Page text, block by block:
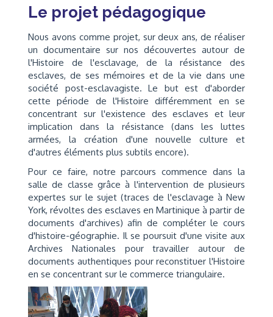
Le projet pédagogique
Nous avons comme projet, sur deux ans, de réaliser
un documentaire sur nos découvertes autour de
l'Histoire de l'esclavage, de la résistance des
esclaves, de ses mémoires et de la vie dans une
société post-esclavagiste. Le but est d'aborder
cette période de l'Histoire différemment en se
concentrant sur l'existence des esclaves et leur
implication dans la résistance (dans les luttes
armées, la création d'une nouvelle culture et
d'autres éléments plus subtils encore).
Pour ce faire, notre parcours commence dans la
salle de classe grâce à l'intervention de plusieurs
expertes sur le sujet (traces de l'esclavage à New
York, révoltes des esclaves en Martinique à partir de
documents d'archives) afin de compléter le cours
d'histoire-géographie. Il se poursuit d'une visite aux
Archives Nationales pour travailler autour de
documents authentiques pour reconstituer l'Histoire
en se concentrant sur le commerce triangulaire.